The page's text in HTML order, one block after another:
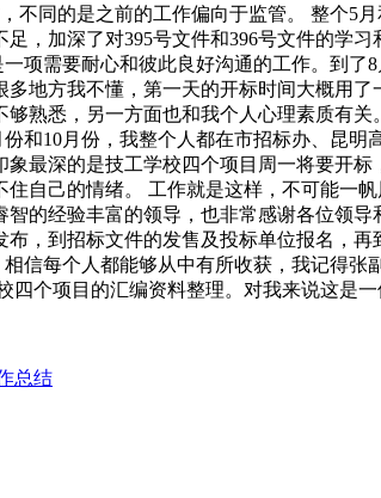
不同的是之前的工作偏向于监管。 整个5
，加深了对395号文件和396号文件的学
项需要耐心和彼此良好沟通的工作。到
地方我不懂，第一天的开标时间大概用
熟悉，另一方面也和我个人心理素质有
和10月份，我整个人都在市招标办、昆
最深的是技工学校四个项目周一将要开
自己的情绪。 工作就是这样，不可能一
的经验丰富的领导，也非常感谢各位领
，到招标文件的发售及投标单位报名，
信每个人都能够从中有所收获，我记得
个项目的汇编资料整理。对我来说这是
总结